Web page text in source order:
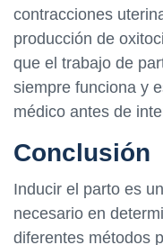
contracciones
producción de
que el trabajo de
siempre funciona y
médico antes de
Conclusión
Inducir el parto es
necesario en
diferentes métodos